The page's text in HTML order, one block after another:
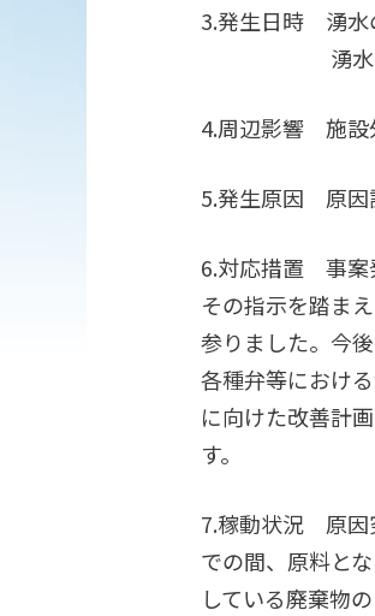
3.発生日時 湧水
湧水中に発
4.周辺影響 施設
5.発生原因 原因
6.対応措置 事案
その指示を踏ま
参りました。今
各種弁等におけ
に向けた改善計
す。
7.稼動状況 原因
での間、原料と
している廃棄物